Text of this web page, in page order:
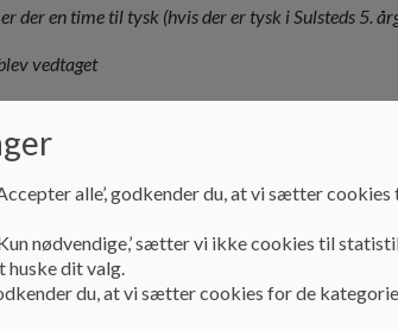
der en time til tysk (hvis der er tysk i Sulsteds 5.
vedtaget
for Skolebestyrelsesmøde skoleåret
2025
2025
alle’, godkender du, at vi sætter
nødvendige,’ sætter vi ikke cookies til
huske dit valg.
du, at vi sætter cookies for de